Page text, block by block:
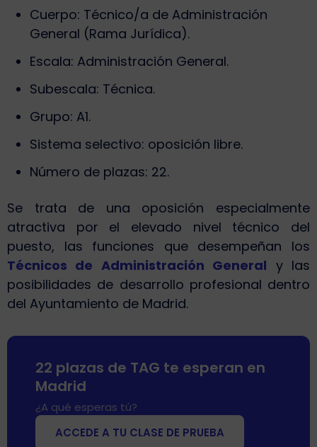
Cuerpo: Técnico/a de Administración
General (Rama Jurídica).
Escala: Administración General.
Subescala: Técnica.
Grupo: A1.
Sistema selectivo: oposición libre.
Número de plazas: 22.
Se trata de una oposición especialmente
atractiva por el elevado nivel técnico del
puesto, las funciones que desempeñan los
Técnicos de Administración General y las
posibilidades de desarrollo profesional dentro
del Ayuntamiento de Madrid.
22 plazas de TAG te esperan en
Madrid
¿A qué esperas tú?
ACCEDE A TU CLASE DE PRUEBA